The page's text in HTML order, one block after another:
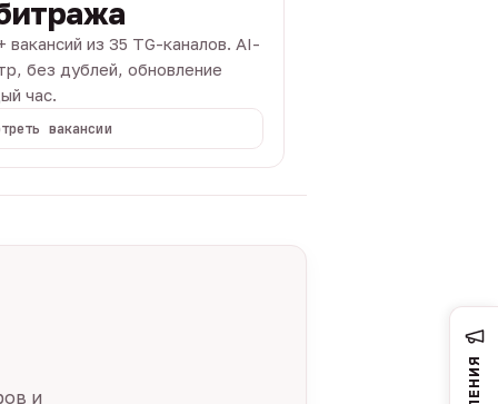
вакансий из 35 TG-каналов. AI-
без дублей, обновление
час.
вакансии
и